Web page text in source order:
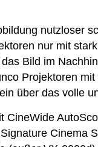
nutzloser
nur mit
Bild im
Projektoren
über das volle
CineWide
Cinema